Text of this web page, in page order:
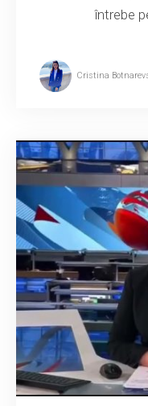
întrebe
Cristina